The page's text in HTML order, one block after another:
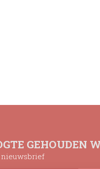
GEHOUDEN
nieuwsbrief